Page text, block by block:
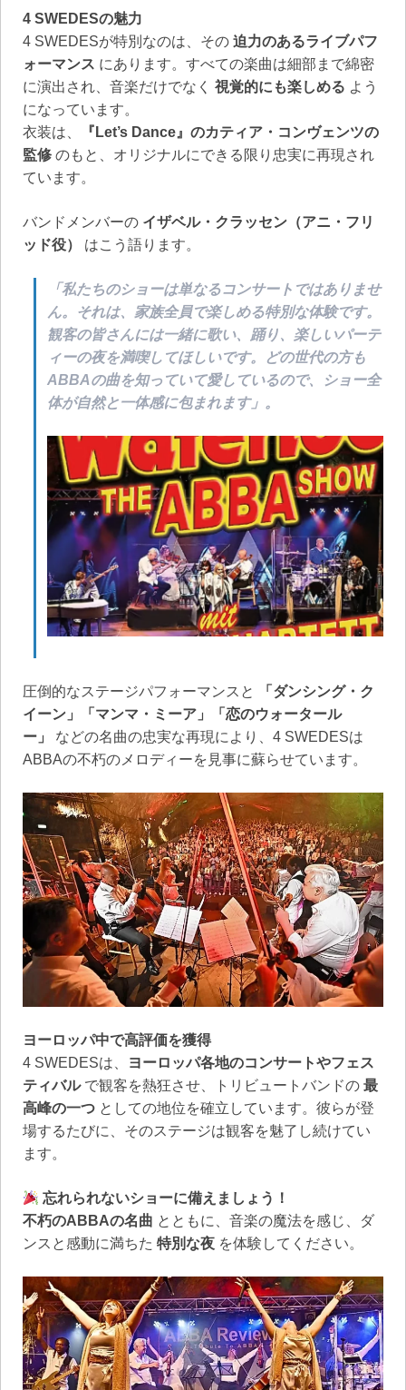
4 SWEDESの魅力
4 SWEDESが特別なのは、その 迫力のあるライブパフ
ォーマンス にあります。すべての楽曲は細部まで綿密
に演出され、音楽だけでなく 視覚的にも楽しめる よう
になっています。
衣装は、
『Let’s Dance』のカティア・コンヴェンツの
監修 のもと、オリジナルにできる限り忠実に再現され
ています。
バンドメンバーの イザベル・クラッセン（アニ・フリ
ッド役）
はこう語ります。
「私たちのショーは単なるコンサートではありませ
ん。それは、家族全員で楽しめる特別な体験です。
観客の皆さんには一緒に歌い、踊り、楽しいパーテ
ィーの夜を満喫してほしいです。どの世代の方も
ABBAの曲を知っていて愛しているので、ショー全
体が自然と一体感に包まれます」。
圧倒的なステージパフォーマンスと
「ダンシング・ク
イーン」「マンマ・ミーア」「恋のウォータール
ー」
などの名曲の忠実な再現により、4 SWEDESは
ABBAの不朽のメロディーを見事に蘇らせています。
ヨーロッパ中で高評価を獲得
4 SWEDESは、
ヨーロッパ各地のコンサートやフェス
ティバルで観客を熱狂させ、トリビュートバンドの 最
高峰の一つ としての地位を確立しています。彼らが登
場するたびに、そのステージは観客を魅了し続けてい
ます。
忘れられないショーに備えましょう！
不朽のABBAの名曲 とともに、音楽の魔法を感じ、ダ
ンスと感動に満ちた 特別な夜 を体験してください。